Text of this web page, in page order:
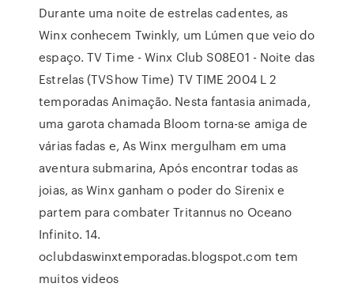
Durante uma noite de estrelas cadentes, as
Winx conhecem Twinkly, um Lúmen que veio do
espaço. TV Time - Winx Club S08E01 - Noite das
Estrelas (TVShow Time) TV TIME 2004 L 2
temporadas Animação. Nesta fantasia animada,
uma garota chamada Bloom torna-se amiga de
várias fadas e, As Winx mergulham em uma
aventura submarina, Após encontrar todas as
joias, as Winx ganham o poder do Sirenix e
partem para combater Tritannus no Oceano
Infinito. 14.
oclubdaswinxtemporadas.blogspot.com tem
muitos videos